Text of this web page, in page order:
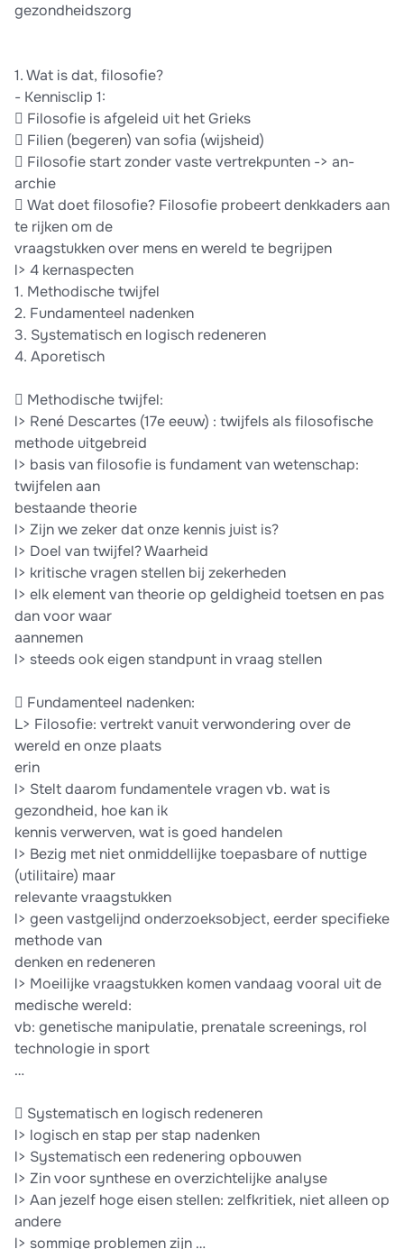
gezondheidszorg
1. Wat is dat, filosofie?
- Kennisclip 1:
 Filosofie is afgeleid uit het Grieks
 Filien (begeren) van sofia (wijsheid)
 Filosofie start zonder vaste vertrekpunten -> an-
archie
 Wat doet filosofie? Filosofie probeert denkkaders aan
te rijken om de
vraagstukken over mens en wereld te begrijpen
l> 4 kernaspecten
1. Methodische twijfel
2. Fundamenteel nadenken
3. Systematisch en logisch redeneren
4. Aporetisch
 Methodische twijfel:
l> René Descartes (17e eeuw) : twijfels als filosofische
methode uitgebreid
l> basis van filosofie is fundament van wetenschap:
twijfelen aan
bestaande theorie
l> Zijn we zeker dat onze kennis juist is?
l> Doel van twijfel? Waarheid
l> kritische vragen stellen bij zekerheden
l> elk element van theorie op geldigheid toetsen en pas
dan voor waar
aannemen
l> steeds ook eigen standpunt in vraag stellen
 Fundamenteel nadenken:
L> Filosofie: vertrekt vanuit verwondering over de
wereld en onze plaats
erin
l> Stelt daarom fundamentele vragen vb. wat is
gezondheid, hoe kan ik
kennis verwerven, wat is goed handelen
l> Bezig met niet onmiddellijke toepasbare of nuttige
(utilitaire) maar
relevante vraagstukken
l> geen vastgelijnd onderzoeksobject, eerder specifieke
methode van
denken en redeneren
l> Moeilijke vraagstukken komen vandaag vooral uit de
medische wereld:
vb: genetische manipulatie, prenatale screenings, rol
technologie in sport
…
 Systematisch en logisch redeneren
l> logisch en stap per stap nadenken
l> Systematisch een redenering opbouwen
l> Zin voor synthese en overzichtelijke analyse
l> Aan jezelf hoge eisen stellen: zelfkritiek, niet alleen op
andere
l> sommige problemen zijn …